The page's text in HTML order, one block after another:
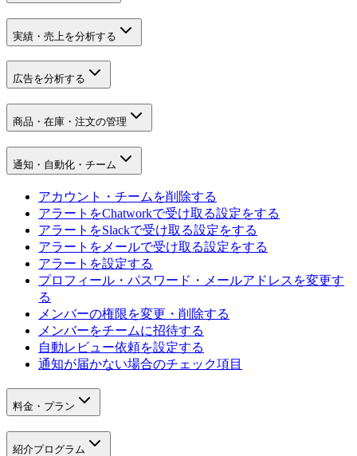
実績・売上を分析する
広告を分析する
商品・在庫・注文の管理
通知・自動化・チーム
アカウント・チームを削除する
アラートをChatworkで受け取る設定をする
アラートをSlackで受け取る設定をする
アラートをメールで受け取る設定をする
アラートを設定する
プロフィール・パスワード・メールアドレスを変更す
る
メンバーの権限を変更・削除する
メンバーをチームに招待する
自動レビュー依頼を設定する
通知が届かない場合のチェック項目
料金・プラン
紹介プログラム